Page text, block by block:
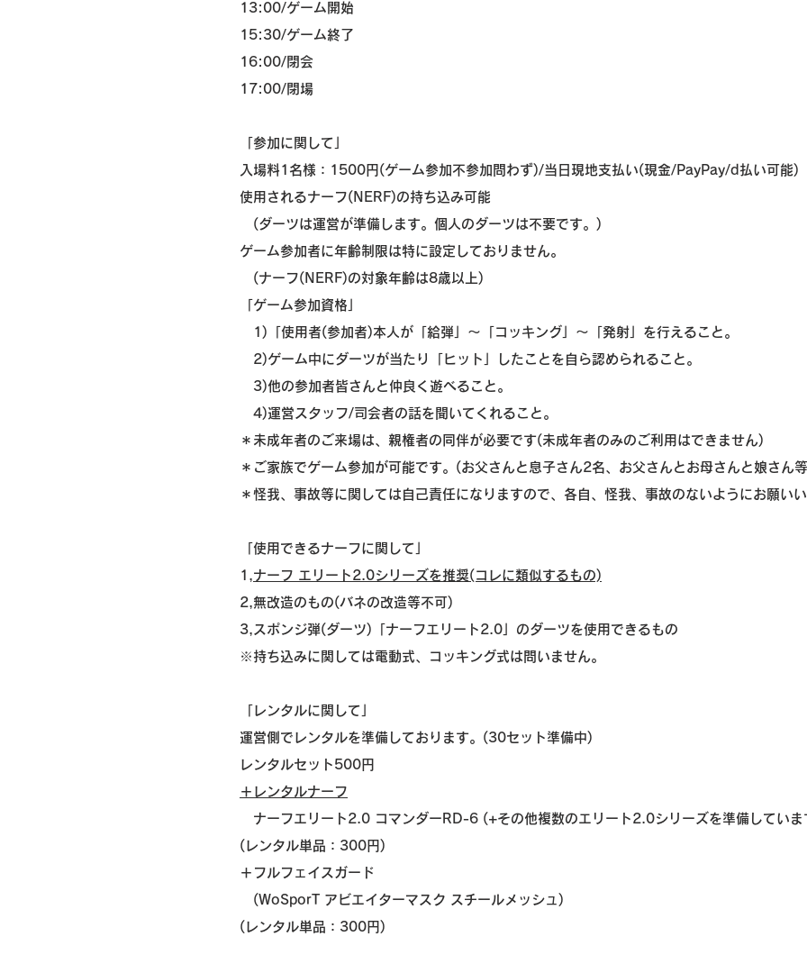
13:00/ゲーム開始
15:30/ゲーム終了
16:00/閉会
17:00/閉場
「参加に関して」
入場料1名様：1500円(ゲーム参加不参加問わず)/当日現地支払い(現金/PayPay/d払い可能)
使用されるナーフ(NERF)の持ち込み可能
(ダーツは運営が準備します。個人のダーツは不要です。)
ゲーム参加者に年齢制限は特に設定しておりません。
(ナーフ(NERF)の対象年齢は8歳以上)
「ゲーム参加資格」
1)「使用者(参加者)本人が「給弾」〜「コッキング」〜「発射」を行えること。
2)ゲーム中にダーツが当たり「ヒット」したことを自ら認められること。
3)他の参加者皆さんと仲良く遊べること。
4)運営スタッフ/司会者の話を聞いてくれること。
＊未成年者のご来場は、親権者の同伴が必要です(未成年者のみのご利用はできません)
＊ご家族でゲーム参加が可能です。(お父さんと息子さん2名、お父さんとお母さんと娘さん
＊怪我、事故等に関しては自己責任になりますので、各自、怪我、事故のないようにお願い
「使用できるナーフに関して」
1,ナーフ エリート2.0シリーズを推奨(コレに類似するもの)
2,無改造のもの(バネの改造等不可)
3,スポンジ弾(ダーツ)「ナーフエリート2.0」のダーツを使用できるもの
※持ち込みに関しては電動式、コッキング式は問いません。
「レンタルに関して」
運営側でレンタルを準備しております。(30セット準備中)
レンタルセット500円
＋レンタルナーフ
ナーフエリート2.0 コマンダーRD-6 (+その他複数のエリート2.0シリーズを準備していま
(レンタル単品：300円)
＋フルフェイスガード
(WoSporT アビエイターマスク スチールメッシュ)
(レンタル単品：300円)